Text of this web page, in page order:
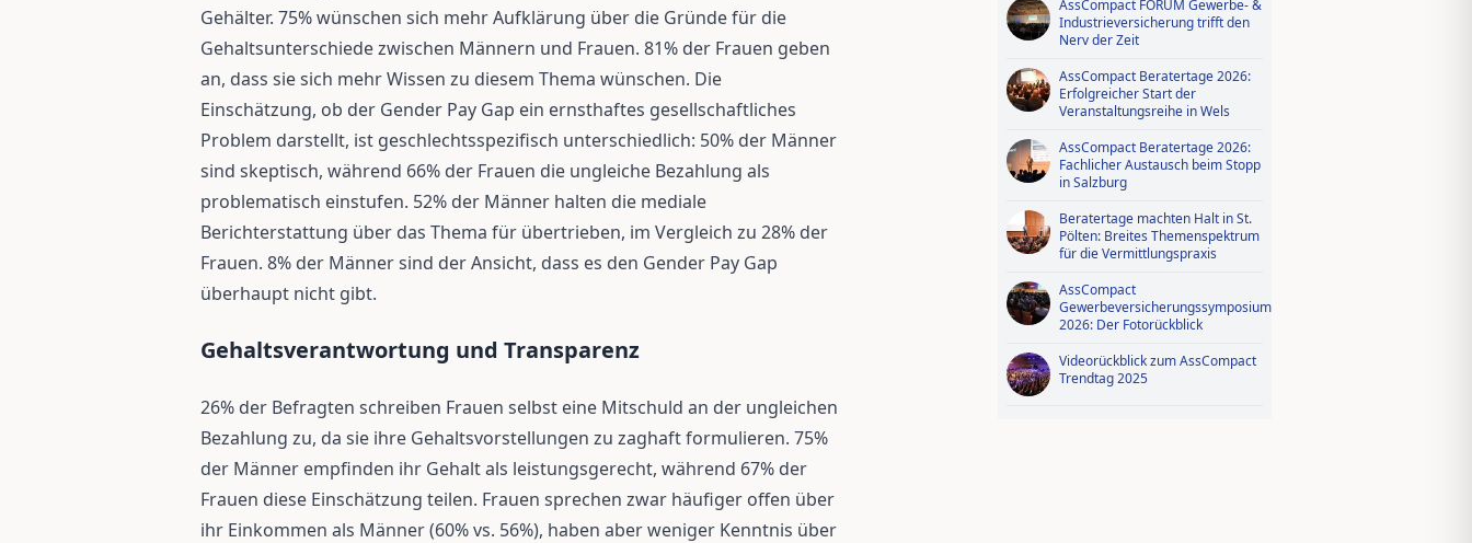
Gehälter. 75% wünschen sich mehr Aufklärung über die Gründe für die
Gehaltsunterschiede zwischen Männern und Frauen. 81% der Frauen geben
an, dass sie sich mehr Wissen zu diesem Thema wünschen. Die
Einschätzung, ob der Gender Pay Gap ein ernsthaftes gesellschaftliches
Problem darstellt, ist geschlechtsspezifisch unterschiedlich: 50% der Männer
sind skeptisch, während 66% der Frauen die ungleiche Bezahlung als
problematisch einstufen. 52% der Männer halten die mediale
Berichterstattung über das Thema für übertrieben, im Vergleich zu 28% der
Frauen. 8% der Männer sind der Ansicht, dass es den Gender Pay Gap
überhaupt nicht gibt.
Gehaltsverantwortung und Transparenz
26% der Befragten schreiben Frauen selbst eine Mitschuld an der ungleichen
Bezahlung zu, da sie ihre Gehaltsvorstellungen zu zaghaft formulieren. 75%
der Männer empfinden ihr Gehalt als leistungsgerecht, während 67% der
Frauen diese Einschätzung teilen. Frauen sprechen zwar häufiger offen über
ihr Einkommen als Männer (60% vs. 56%), haben aber weniger Kenntnis über
AssCompact FORUM Gewerbe- &
Industrieversicherung trifft den
Nerv der Zeit
AssCompact Beratertage 2026:
Erfolgreicher Start der
Veranstaltungsreihe in Wels
AssCompact Beratertage 2026:
Fachlicher Austausch beim Stopp
in Salzburg
Beratertage machten Halt in St.
Pölten: Breites Themenspektrum
für die Vermittlungspraxis
AssCompact
Gewerbeversicherungssymposium
2026: Der Fotorückblick
Videorückblick zum AssCompact
Trendtag 2025